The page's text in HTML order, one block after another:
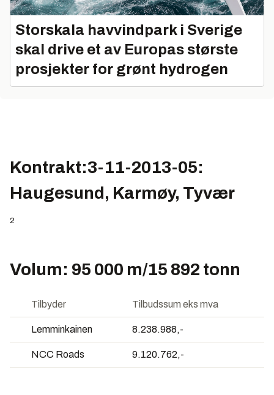
Storskala havvindpark i Sverige
skal drive et av Europas største
prosjekter for grønt hydrogen
Kontrakt:3-11-2013-05:
Haugesund, Karmøy, Tyvær
2
Volum: 95 000 m/15 892 tonn
Tilbyder Tilbudssum eks mva
Lemminkainen 8.238.988,-
NCC Roads 9.120.762,-